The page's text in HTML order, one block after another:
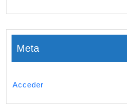
Meta
Acceder